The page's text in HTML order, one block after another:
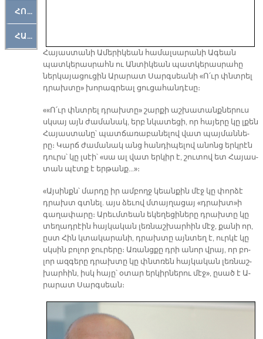
ՀՈԳԵՄՏԱՒՈՐ
ՀԱՐԹԱԿ
Հա­յաս­տա­նի Ա­մե­րի­կեան հա­մալ­սա­րա­նի Ա­գեան
պատ­կե­րաս­րահն ու Ան­տի­կեան պատ­կե­րաս­րա­հը
ներ­կա­յա­ցու­ցին Ա­րա­րատ Սարգ­սեա­նի «Ո՛ւր փնտրել
դրախ­տը» խո­րագ­րեալ ցու­ցա­հան­դէ­սը։
««Ո՛ւր փնտրել դրախ­տը» շար­քի աշ­խա­տանք­նե­րուս
սկսայ այն ժա­մա­նակ, երբ նկա­տե­ցի, որ հա­յե­րը կը լքեն
Հա­յաս­տա­նը՝ պատ­ճա­ռա­բա­նե­լով վատ պայ­ման­նե­
րը։ Կարճ ժա­մա­նակ անց հան­դի­պե­լով ա­նոնց երկ­րէն
դուրս՝ կը լսէի՝ «սա ալ վատ եր­կիր է, շու­տով ետ Հա­յաս­
տան պէտք է եր­թանք...»։
«Այ­սինքն՝ մար­դը իր ամ­բողջ կեան­քին մէջ կը փոր­ձէ
դրախտ գտնել. այս ձե­ւով մտայ­ղա­ցայ «դրախտ»ի
գա­ղա­փա­րը։ Ա­րեւմ­տեան ե­կե­ղե­ցի­նե­րը դրախ­տը կը
տե­ղադ­րէին հայ­կա­կան լեռ­նաշ­խար­հին մէջ, քա­նի որ,
ըստ Հին կտա­կա­րա­նի, դրախ­տը այն­տեղ է, ուր­կէ կը
սկսին բո­լոր ջու­րե­րը։ Ա­ռանց­քը դրի ա­նոր վրայ, որ բո­
լոր ազ­գե­րը դրախ­տը կը փնտռեն հայ­կա­կան լեռ­նաշ­
խար­հին, իսկ հա­յը՝ օ­տար եր­կիր­նե­րու մէջ», ը­սած է Ա­
րա­րատ Սարգ­սեան։